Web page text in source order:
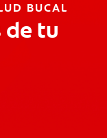
BUCAL
de tu